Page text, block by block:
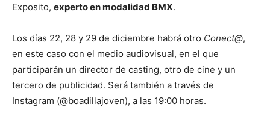
Exposito, experto en modalidad BMX.
Los días 22, 28 y 29 de diciembre habrá otro Conect@,
en este caso con el medio audiovisual, en el que
participarán un director de casting, otro de cine y un
tercero de publicidad. Será también a través de
Instagram (@boadillajoven), a las 19:00 horas.